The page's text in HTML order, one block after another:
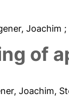
Joachim ;
of
Joachim,